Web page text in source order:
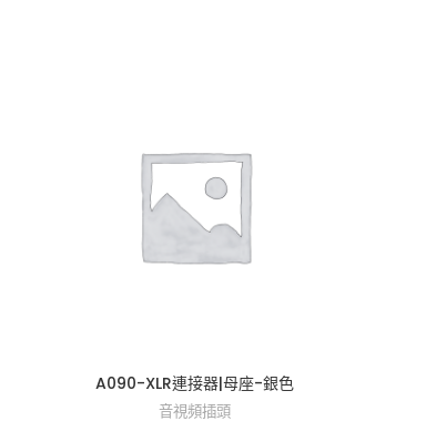
A090-XLR連接器|母座-銀色
音視頻插頭